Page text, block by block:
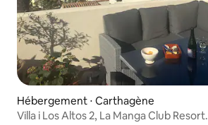
Hébergement ⋅ Carthagène
Villa i Los Altos 2, La Manga Club Resort.